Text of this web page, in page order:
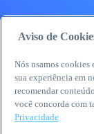
Aviso de
Nós usamos cookies
sua experiência em
recomendar
você concorda com
Privacidade